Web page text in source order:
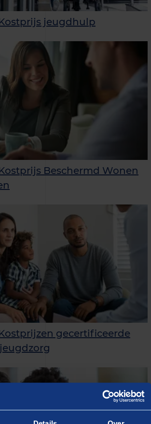
jeugdhulp
Beschermd Wonen
gecertificeerde